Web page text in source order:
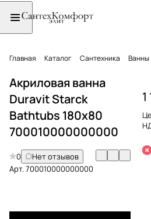
Главная Каталог Сантехника Ванны
Акриловая ванна
Duravit Starck
Bathtubs 180x80
700010000000000
0
Нет отзывов
Арт.700010000000000